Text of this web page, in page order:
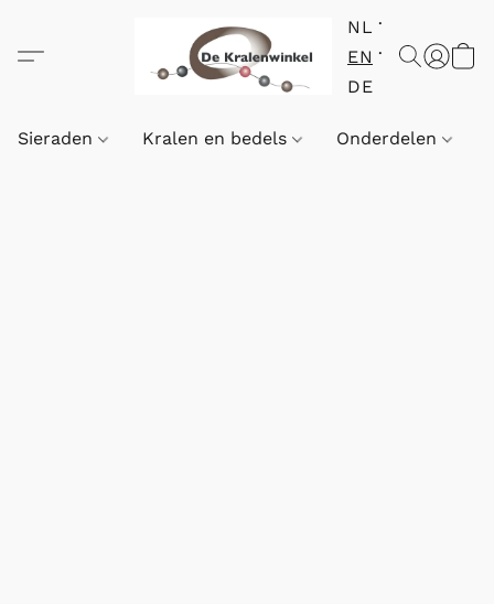
NL
EN
DE
Sieraden Kralen en bedels Onderdelen